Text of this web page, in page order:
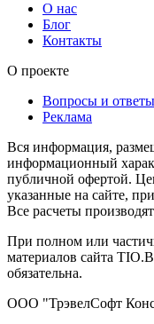
О нас
Блог
Контакты
О проекте
Вопросы и ответы
Реклама
Вся информация,
информационный
публичной офертой.
указанные на сайте,
Все расчеты
При полном или
материалов сайта
обязательна.
ООО "ТрэвелСофт